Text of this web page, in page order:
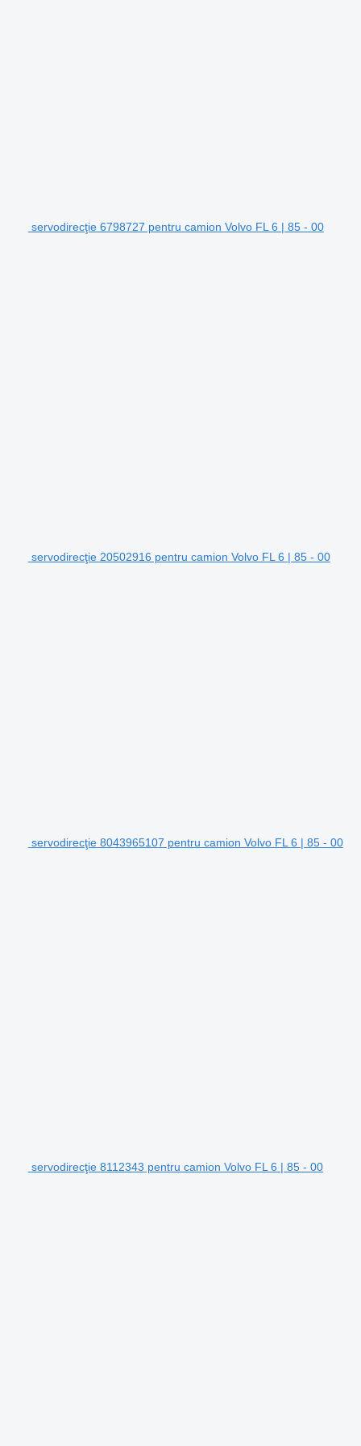
servodirecţie 6798727 pentru camion Volvo FL 6 | 85 - 00
servodirecţie 20502916 pentru camion Volvo FL 6 | 85 - 00
servodirecţie 8043965107 pentru camion Volvo FL 6 | 85 - 00
servodirecţie 8112343 pentru camion Volvo FL 6 | 85 - 00